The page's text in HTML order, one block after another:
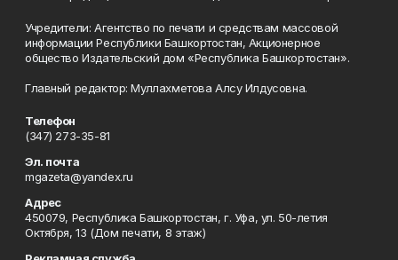
Учредители: Агентство по печати и средствам массовой
информации Республики Башкортостан, Акционерное
общество Издательский дом «Республика Башкортостан».
Главный редактор: Муллахметова Алсу Илдусовна.
Телефон
(347) 273-35-81
Эл. почта
mgazeta@yandex.ru
Адрес
450079, Республика Башкортостан, г. Уфа, ул. 50-летия
Октября, 13 (Дом печати, 8 этаж)